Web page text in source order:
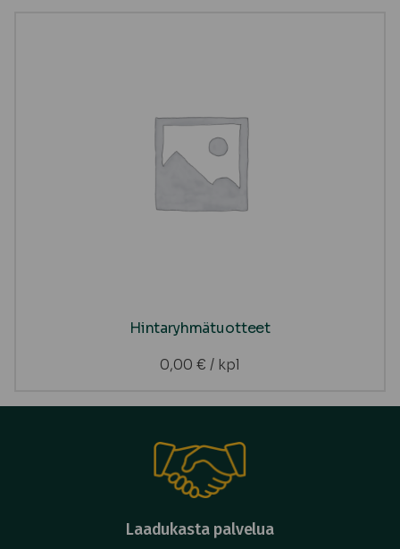
Hintaryhmätuotteet
0,00 € / kpl
Laadukasta palvelua